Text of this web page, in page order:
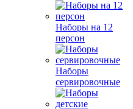
Наборы на 12
персон
Наборы
сервировочные